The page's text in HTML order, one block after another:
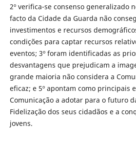
2º verifica-se consenso generalizado
facto da Cidade da Guarda não
investimentos e recursos
condições para captar recursos
eventos; 3º foram identificadas as
desvantagens que prejudicam a
grande maioria não considera a
eficaz; e 5º apontam como principais
Comunicação a adotar para o futuro
Fidelização dos seus cidadãos e a
jovens.